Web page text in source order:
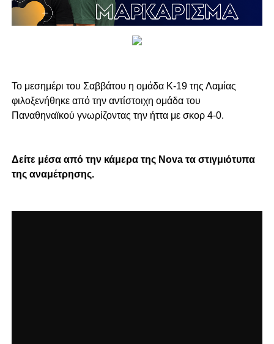
Το μεσημέρι του Σαββάτου η ομάδα Κ-19 της Λαμίας
φιλοξενήθηκε από την αντίστοιχη ομάδα του
Παναθηναϊκού γνωρίζοντας την ήττα με σκορ 4-0.
Δείτε μέσα από την κάμερα της Nova τα στιγμιότυπα
της αναμέτρησης.